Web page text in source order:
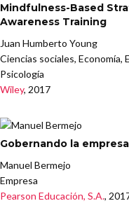
Mindfulness-Based
Awareness Training
Juan Humberto Young
Ciencias sociales, Economía,
Psicología
Wiley, 2017
Gobernando la
Manuel Bermejo
Empresa
Pearson Educación, S.A.,